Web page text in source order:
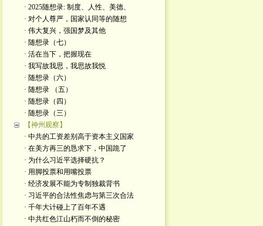
· 2025随想录: 制度、人性、美德、
· 对个人尊严，国家认同等的随想
· 伟大复兴，强国梦及其他
· 随想录（七）
· 活在当下，把握现在
· 我写故我思，我思故我悦
· 随想录（六）
· 随想录 （五）
· 随想录（四）
· 随想录（三）
【神州观察】
· 中共的工资差别高于资本主义国家
· 在美方再三的恳求下，中国跪了
· 为什么习近平选择硬抗？
· 用脚投票和用嘴投票
· 经济发展不能为专制独裁背书
· 习近平的合法性焦虑与第三次合法
· 千年大计碰上了百年不遇
· 中共红色江山朽而不倒的秘密